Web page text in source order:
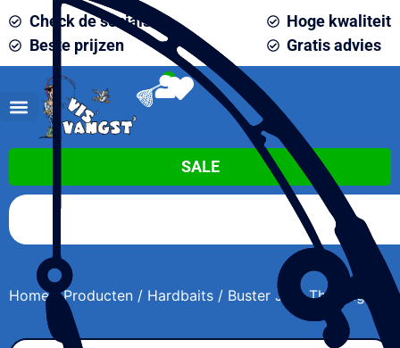
Check de socials
Beste prijzen
Hoge kwaliteit
Gratis advies
0
SALE
Home/Producten / Hardbaits / Buster Jerk The original